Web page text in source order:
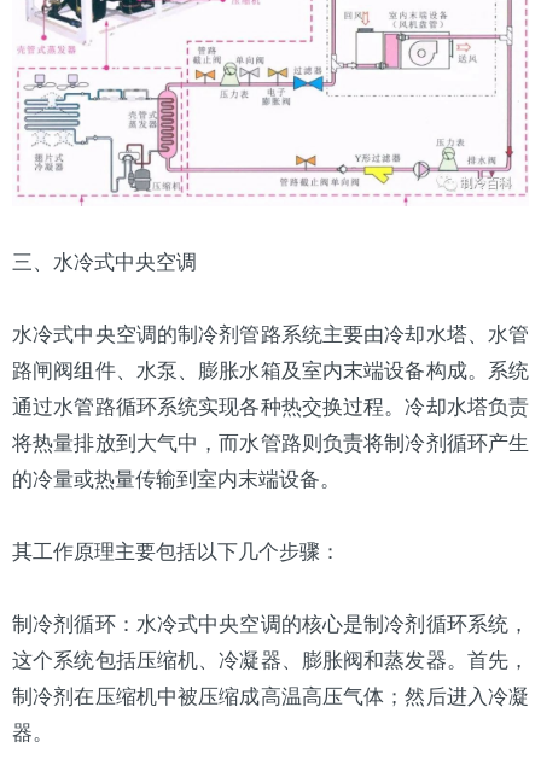
三、水冷式中央空调
水冷式中央空调的制冷剂管路系统主要由冷却水塔、水管
路闸阀组件、 水泵、膨胀水箱及室内末端设备构成。系统
通过水管路循环系统实现各种热交换过程。冷却水塔负责
将热量排放到大气中，而水管路则负责将制冷剂循环产生
的冷量或热量传输到室内末端设备。
其工作原理主要包括以下几个步骤：
制冷剂循环：水冷式中央空调的核心是制冷剂循环系统，
这个系统包括压缩机、冷凝器、 膨胀阀和蒸发器。首先，
制冷剂在压缩机中被压缩成高温高压气体；然后进入冷凝
器。